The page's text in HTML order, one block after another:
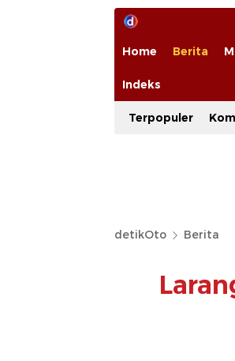
Home Berita
Indeks
Terpopuler
detikOto Berita